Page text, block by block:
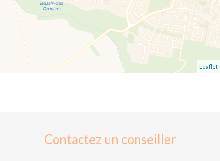
Leaflet
Contactez un conseiller